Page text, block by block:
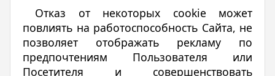
Отказ от некоторых cookie может
повлиять на работоспособность Сайта, не
позволяет отображать рекламу по
предпочтениям Пользователя или
Посетителя и совершенствовать